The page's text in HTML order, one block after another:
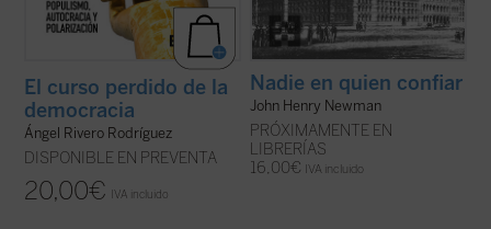
El curso perdido de la
democracia
Ángel Rivero Rodríguez
DISPONIBLE EN PREVENTA
20,00€ IVA incluido
Nadie en quien confiar
John Henry Newman
PRÓXIMAMENTE EN
LIBRERÍAS
16,00€ IVA incluido